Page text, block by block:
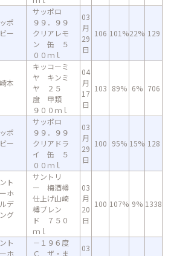
ポ
ー
サッポロ
９９．９９
クリアレモ
ン 缶 ５
００ｍｌ
03
月
29
日
106 101%22% 129
本
キッコーミ
ヤ キンミ
ヤ ２５
度 甲類
９００ｍｌ
04
月
17
日
103 89% 6% 706
ポ
ー
サッポロ
９９．９９
クリアドラ
イ 缶 ５
００ｍｌ
03
月
29
日
100 95% 15% 128
ト
ホ
デ
グ
サントリ
ー 梅酒樽
仕上げ山崎
樽ブレン
ド ７５０
ｍｌ
03
月
20
日
100 107% 9% 1338
ト
ホ
－１９６度
Ｃ ザ・ま
03